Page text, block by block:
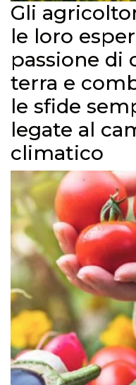
Gli
le loro
passione di
terra e
le sfide
legate al
climatico